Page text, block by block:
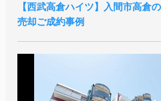
西武高倉ハイツ
入間市高倉
売却ご成約事例